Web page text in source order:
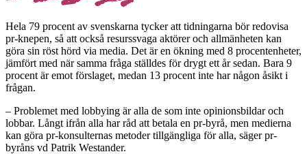
Hela 79 procent av svenskarna tycker att tidningarna bör redovisa
pr-knepen, så att också resurssvaga aktörer och allmänheten kan
göra sin röst hörd via media. Det är en ökning med 8 procentenheter,
jämfört med när samma fråga ställdes för drygt ett år sedan. Bara 9
procent är emot förslaget, medan 13 procent inte har någon åsikt i
frågan.
– Problemet med lobbying är alla de som inte opinionsbildar och
lobbar. Långt ifrån alla har råd att betala en pr-byrå, men medierna
kan göra pr-konsulternas metoder tillgängliga för alla, säger pr-
byråns vd Patrik Westander.